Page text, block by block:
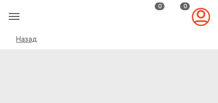
0 0
Назад